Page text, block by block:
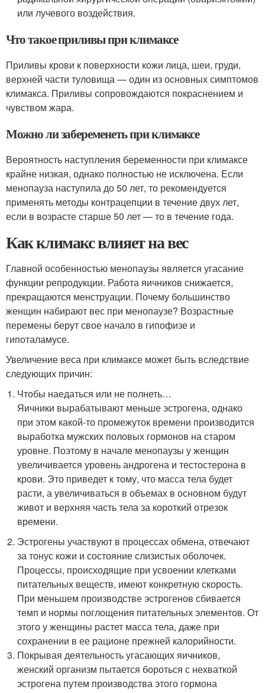
или лучевого воздействия.
Что такое приливы при климаксе
Приливы крови к поверхности кожи лица, шеи, груди,
верхней части туловища — один из основных симптомов
климакса. Приливы сопровождаются покраснением и
чувством жара.
Можно ли забеременеть при климаксе
Вероятность наступления беременности при климаксе
крайне низкая, однако полностью не исключена. Если
менопауза наступила до 50 лет, то рекомендуется
применять методы контрацепции в течение двух лет,
если в возрасте старше 50 лет — то в течение года.
Как климакс влияет на вес
Главной особенностью менопаузы является угасание
функции репродукции. Работа яичников снижается,
прекращаются менструации. Почему большинство
женщин набирают вес при менопаузе? Возрастные
перемены берут свое начало в гипофизе и
гипоталамусе.
Увеличение веса при климаксе может быть вследствие
следующих причин:
Чтобы наедаться или не полнеть…
Яичники вырабатывают меньше эстрогена, однако
при этом какой-то промежуток времени производится
выработка мужских половых гормонов на старом
уровне. Поэтому в начале менопаузы у женщин
увеличивается уровень андрогена и тестостерона в
крови. Это приведет к тому, что масса тела будет
расти, а увеличиваться в объемах в основном будут
живот и верхняя часть тела за короткий отрезок
времени.
Эстрогены участвуют в процессах обмена, отвечают
за тонус кожи и состояние слизистых оболочек.
Процессы, происходящие при усвоении клетками
питательных веществ, имеют конкретную скорость.
При меньшем производстве эстрогенов сбивается
темп и нормы поглощения питательных элементов. От
этого у женщины растет масса тела, даже при
сохранении в ее рационе прежней калорийности.
Покрывая деятельность угасающих яичников,
женский организм пытается бороться с нехваткой
эстрогена путем производства этого гормона